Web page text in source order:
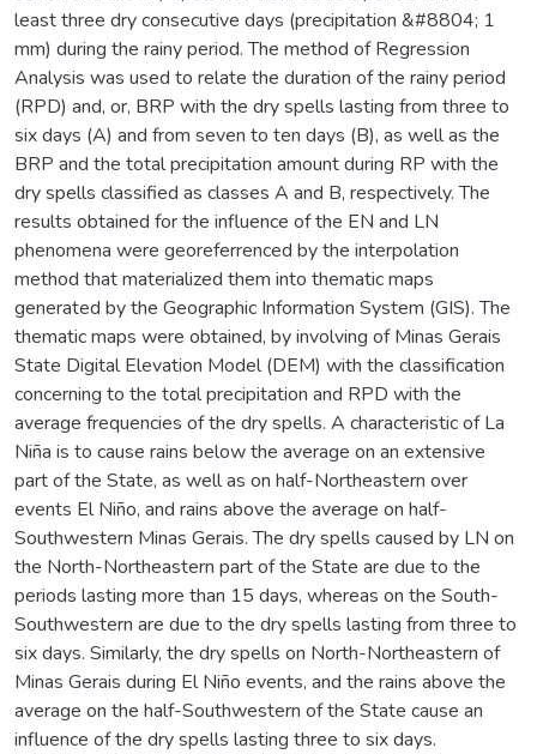
least three dry consecutive days (precipitation &#8804; 1
mm) during the rainy period. The method of Regression
Analysis was used to relate the duration of the rainy period
(RPD) and, or, BRP with the dry spells lasting from three to
six days (A) and from seven to ten days (B), as well as the
BRP and the total precipitation amount during RP with the
dry spells classified as classes A and B, respectively. The
results obtained for the influence of the EN and LN
phenomena were georeferrenced by the interpolation
method that materialized them into thematic maps
generated by the Geographic Information System (GIS). The
thematic maps were obtained, by involving of Minas Gerais
State Digital Elevation Model (DEM) with the classification
concerning to the total precipitation and RPD with the
average frequencies of the dry spells. A characteristic of La
Niña is to cause rains below the average on an extensive
part of the State, as well as on half-Northeastern over
events El Niño, and rains above the average on half-
Southwestern Minas Gerais. The dry spells caused by LN on
the North-Northeastern part of the State are due to the
periods lasting more than 15 days, whereas on the South-
Southwestern are due to the dry spells lasting from three to
six days. Similarly, the dry spells on North-Northeastern of
Minas Gerais during El Niño events, and the rains above the
average on the half-Southwestern of the State cause an
influence of the dry spells lasting three to six days.